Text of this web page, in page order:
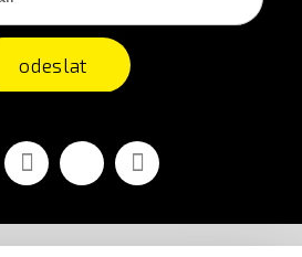
odeslat
YouTubeVimeo Instagram